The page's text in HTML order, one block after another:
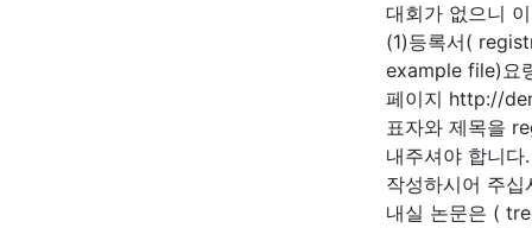
대회가 없으니
(1)등록서(
example file)요
페이지 http://
표자와 제목을
내주셔야 합니
작성하시어 주
내실 논문은 (